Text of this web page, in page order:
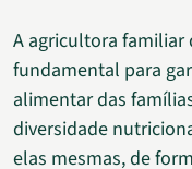
A agricultora familiar
fundamental para
alimentar das
diversidade
elas mesmas, de